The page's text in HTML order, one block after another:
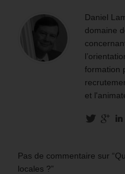
Daniel
domaine
formation
et
Pas de commentaire sur
locales ?”